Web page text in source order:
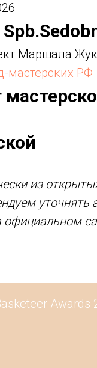
Маршала
мастерских РФ
из
уточнять
Awards